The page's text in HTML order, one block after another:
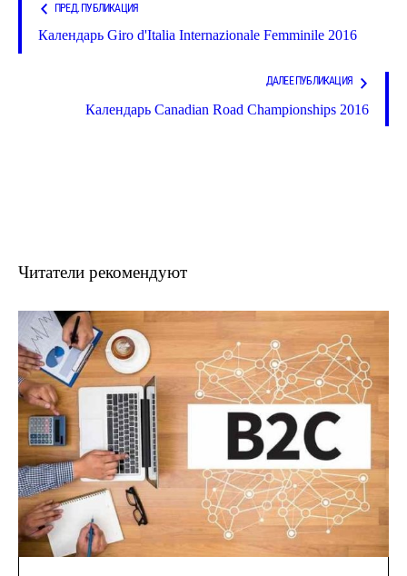
ПРЕД. ПУБЛИКАЦИЯ
Календарь Giro d'Italia Internazionale Femminile 2016
ДАЛЕЕ ПУБЛИКАЦИЯ
Календарь Canadian Road Championships 2016
Читатели рекомендуют